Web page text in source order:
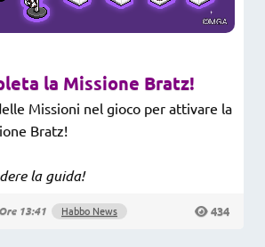
la Missione Bratz!
Missioni nel gioco per attivare la
Bratz!
la guida!
13:41 Habbo News 434